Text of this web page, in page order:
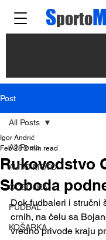
SportoM
Post
All Posts
AUTO MOTO
ODBOJKA
FUDBAL
KOŠARKA
All Posts
Rukovodstvo
Sloboda
Igor Andrić
Feb 28 2 min read
Dok fudbaleri i stručni
crnih, na čelu sa
vredno privode kraju